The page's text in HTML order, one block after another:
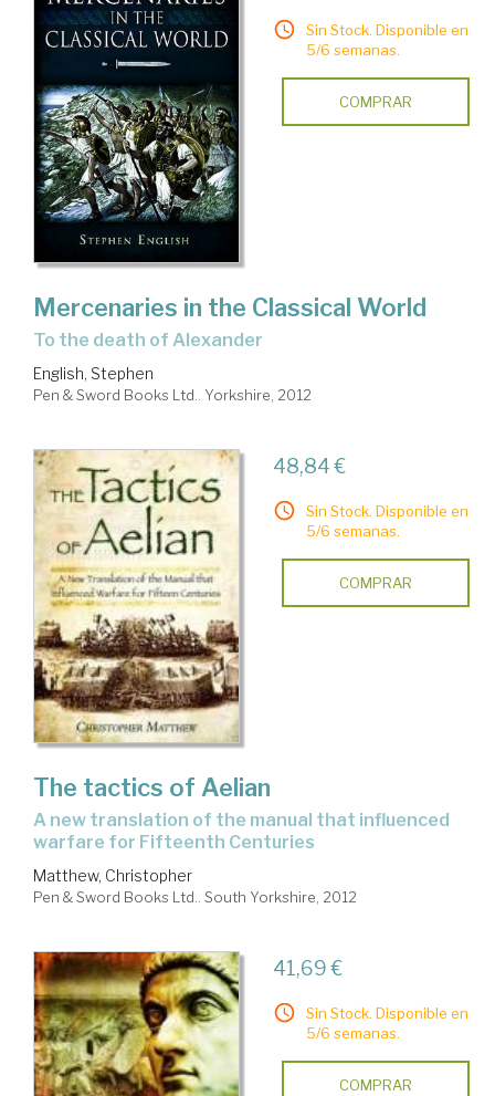
Sin Stock. Disponible en
5/6 semanas.
COMPRAR
Mercenaries in the Classical World
to the death of Alexander
English, Stephen
Pen & Sword Books Ltd.. Yorkshire, 2012
48,84 €
Sin Stock. Disponible en
5/6 semanas.
COMPRAR
The tactics of Aelian
a new translation of the manual that influenced
warfare for Fifteenth Centuries
Matthew, Christopher
Pen & Sword Books Ltd.. South Yorkshire, 2012
41,69 €
Sin Stock. Disponible en
5/6 semanas.
COMPRAR